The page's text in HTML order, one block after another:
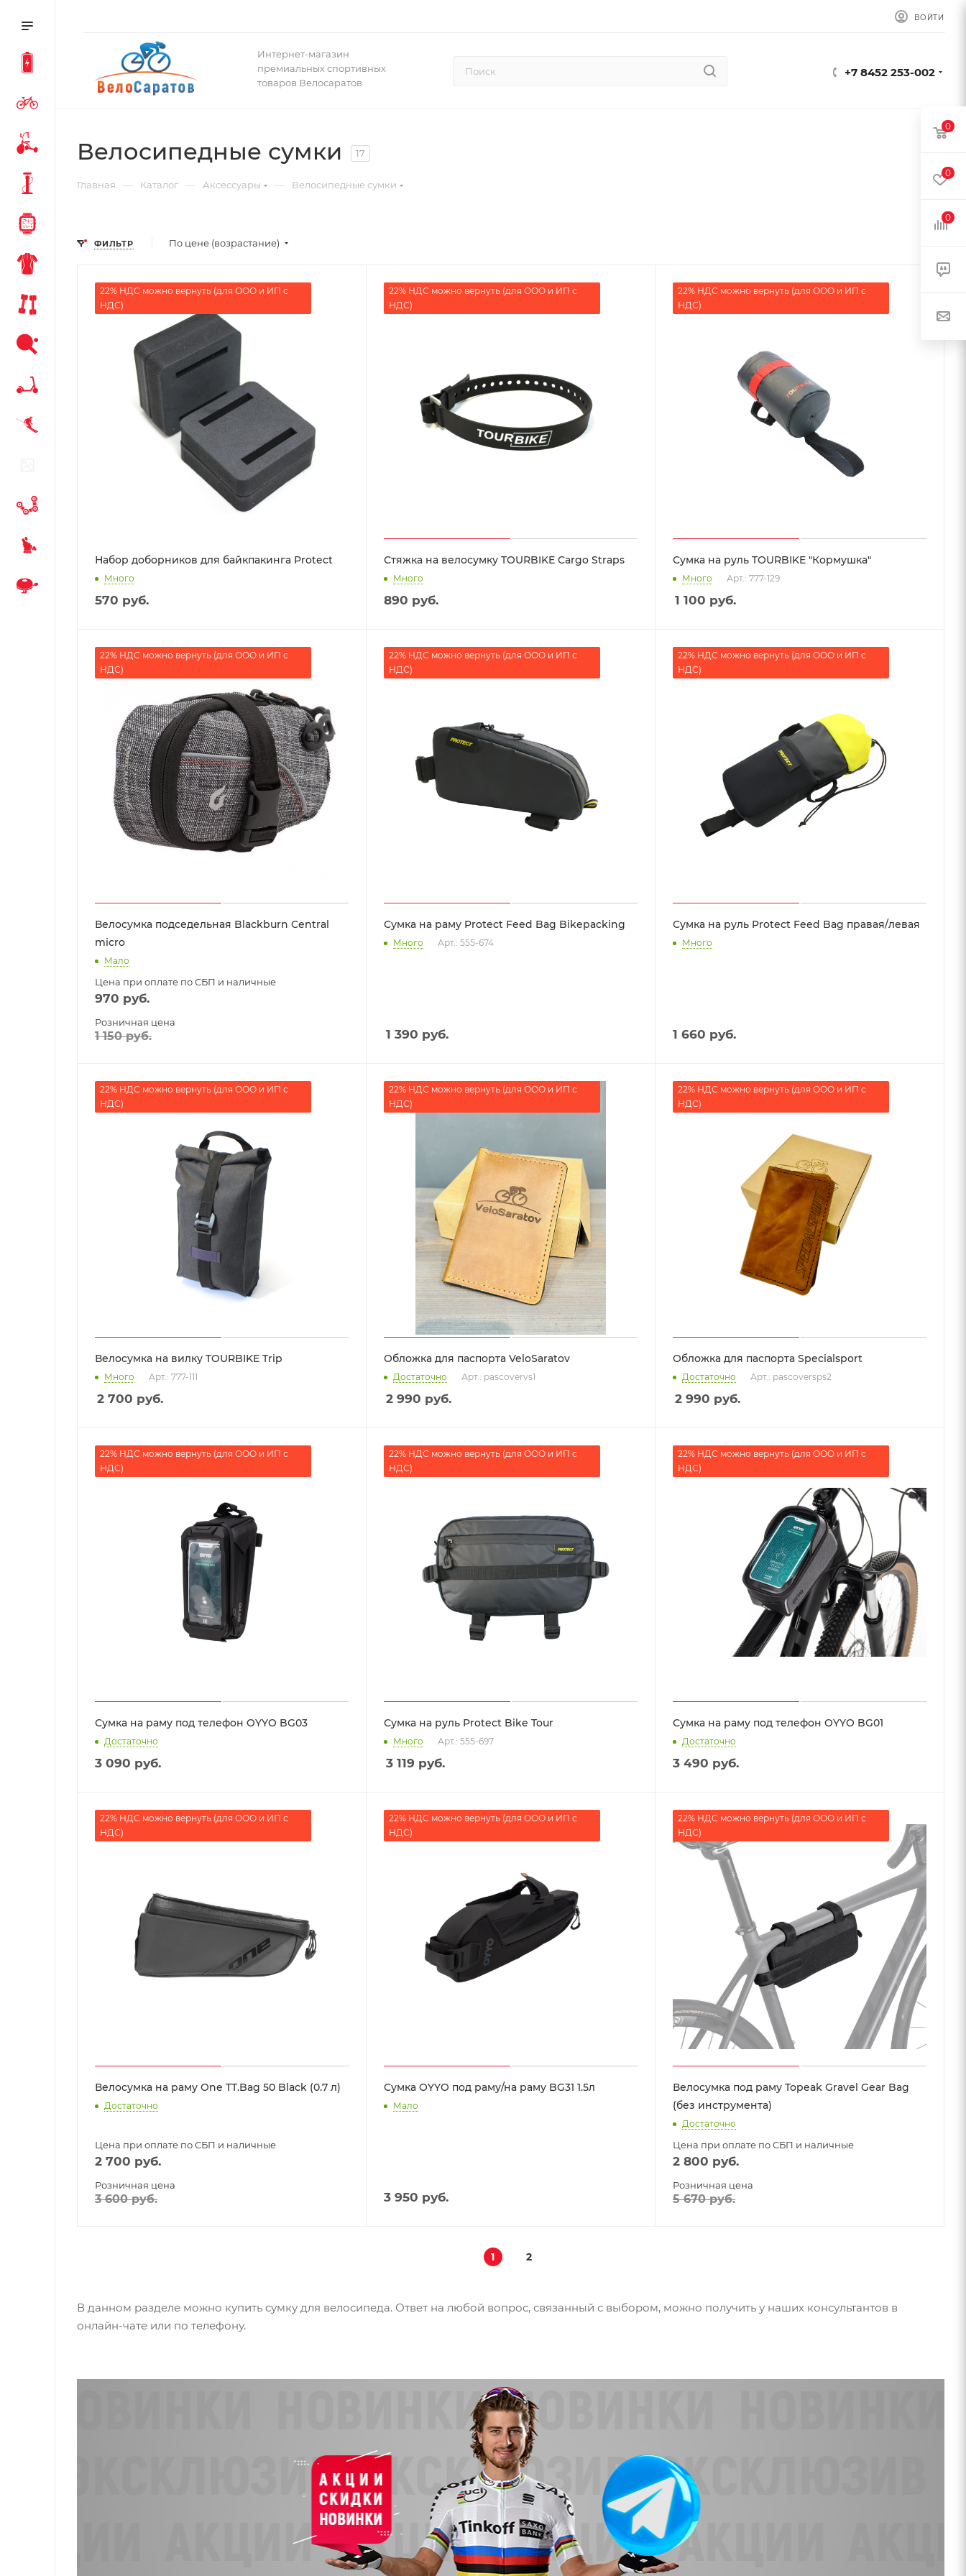
ВОЙТИ
Интернет-магазин
премиальных спортивных
товаров Велосаратов
+7 8452 253-002
Велосипедные сумки 17
Главная — Каталог — Аксессуары — Велосипедные сумки
ФИЛЬТР По цене (возрастание)
22% НДС можно вернуть (для ООО и ИП с
НДС)
Набор доборников для байкпакинга Protect
Много
570 руб.
22% НДС можно вернуть (для ООО и ИП с
НДС)
Стяжка на велосумку TOURBIKE Cargo Straps
Много
890 руб.
22% НДС можно вернуть (для ООО и ИП с
НДС)
Сумка на руль TOURBIKE "Кормушка"
Много Арт.: 777-129
1 100 руб.
22% НДС можно вернуть (для ООО и ИП с
НДС)
Велосумка подседельная Blackburn Central
micro
Мало
Цена при оплате по СБП и наличные
970 руб.
Розничная цена
1 150руб.
22% НДС можно вернуть (для ООО и ИП с
НДС)
Сумка на раму Protect Feed Bag Bikepacking
Много Арт.: 555-674
1 390 руб.
22% НДС можно вернуть (для ООО и ИП с
НДС)
Сумка на руль Protect Feed Bag правая/левая
Много
1 660 руб.
22% НДС можно вернуть (для ООО и ИП с
НДС)
Велосумка на вилку TOURBIKE Trip
Много Арт.: 777-111
2 700 руб.
22% НДС можно вернуть (для ООО и ИП с
НДС)
Обложка для паспорта VeloSaratov
Достаточно Арт.: pascovervs1
2 990 руб.
22% НДС можно вернуть (для ООО и ИП с
НДС)
Обложка для паспорта Specialsport
Достаточно Арт.: pascoversps2
2 990 руб.
22% НДС можно вернуть (для ООО и ИП с
НДС)
Сумка на раму под телефон OYYO BG03
Достаточно
3 090 руб.
22% НДС можно вернуть (для ООО и ИП с
НДС)
Сумка на руль Protect Bike Tour
Много Арт.: 555-697
3 119 руб.
22% НДС можно вернуть (для ООО и ИП с
НДС)
Сумка на раму под телефон OYYO BG01
Достаточно
3 490 руб.
22% НДС можно вернуть (для ООО и ИП с
НДС)
Велосумка на раму One TT.Bag 50 Black (0.7 л)
Достаточно
Цена при оплате по СБП и наличные
2 700 руб.
Розничная цена
3 600руб.
22% НДС можно вернуть (для ООО и ИП с
НДС)
Сумка OYYO под раму/на раму BG31 1.5л
Мало
3 950 руб.
22% НДС можно вернуть (для ООО и ИП с
НДС)
Велосумка под раму Topeak Gravel Gear Bag
(без инструмента)
Достаточно
Цена при оплате по СБП и наличные
2 800 руб.
Розничная цена
5 670руб.
1 2
В данном разделе можно купить сумку для велосипеда. Ответ на любой вопрос, связанный с выбором, можно получить у наших консультантов в
онлайн-чате или по телефону.
0
0
0